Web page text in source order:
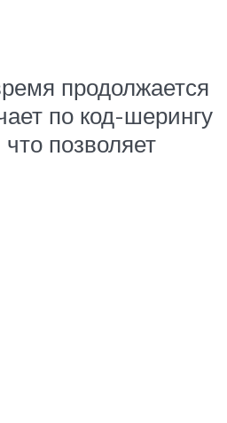
продолжается
по код-шерингу
позволяет